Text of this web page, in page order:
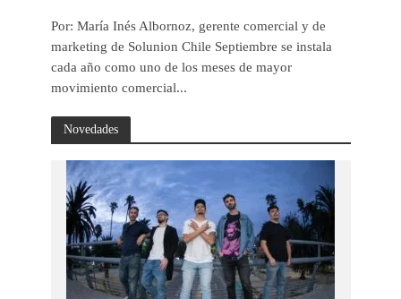
Por: María Inés Albornoz, gerente comercial y de
marketing de Solunion Chile Septiembre se instala
cada año como uno de los meses de mayor
movimiento comercial...
Novedades